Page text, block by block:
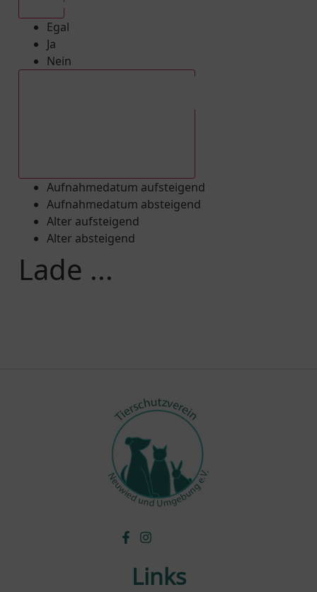
Egal
Ja
Nein
Aufnahmedatum aufsteigend
Aufnahmedatum absteigend
Alter aufsteigend
Alter absteigend
Lade ...
Links